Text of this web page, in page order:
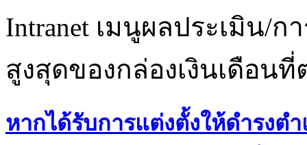
Intranet เมนูผลประเมิน/ก
สูงสุดของกล่องเงินเดือน
หากได้รับการแต่งตั้งให้ดำรงต